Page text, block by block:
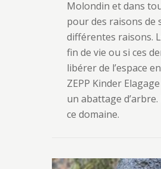
Molondin et dans
pour des raisons de
différentes raisons.
fin de vie ou si ces
libérer de l’espace
ZEPP Kinder
un abattage
ce domaine.